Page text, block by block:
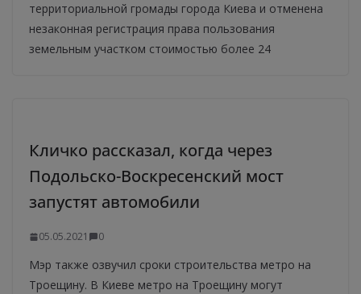
территориальной громады города Киева и отменена
незаконная регистрация права пользования
земельным участком стоимостью более 24
Кличко рассказал, когда через
Подольско-Воскресенский мост
запустят автомобили
05.05.2021 0
Мэр также озвучил сроки строительства метро на
Троещину. В Киеве метро на Троещину могут